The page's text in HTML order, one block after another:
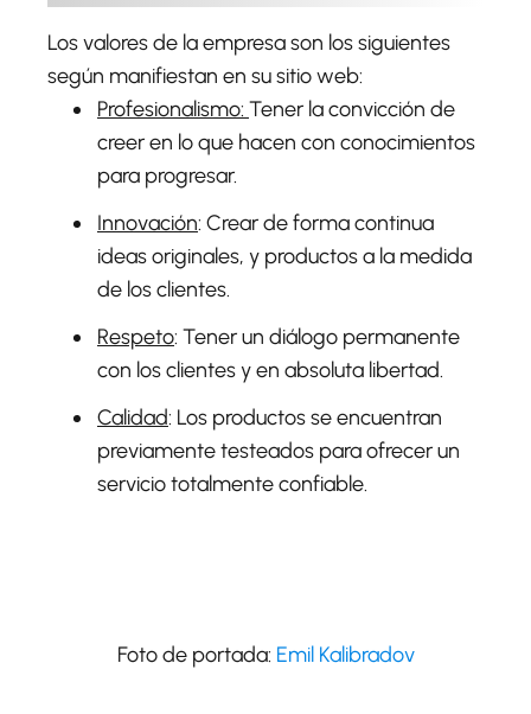
Los valores de la empresa son los siguientes
según manifiestan en su sitio web:
Profesionalismo: Tener la convicción de
creer en lo que hacen con conocimientos
para progresar.
Innovación: Crear de forma continua
ideas originales, y productos a la medida
de los clientes.
Respeto: Tener un diálogo permanente
con los clientes y en absoluta libertad.
Calidad: Los productos se encuentran
previamente testeados para ofrecer un
servicio totalmente confiable.
Foto de portada: Emil Kalibradov